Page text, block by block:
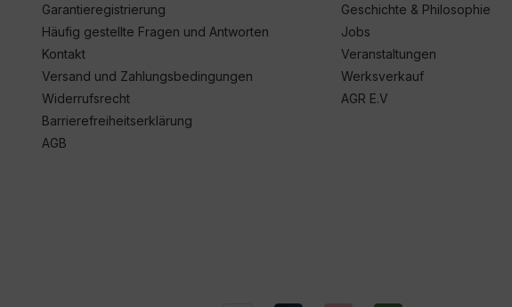
Garantieregistrierung
Häufig gestellte Fragen und Antworten
Kontakt
Versand und Zahlungsbedingungen
Widerrufsrecht
Barrierefreiheitserklärung
AGB
Geschichte & Philosophie
Jobs
Veranstaltungen
Werksverkauf
AGR E.V